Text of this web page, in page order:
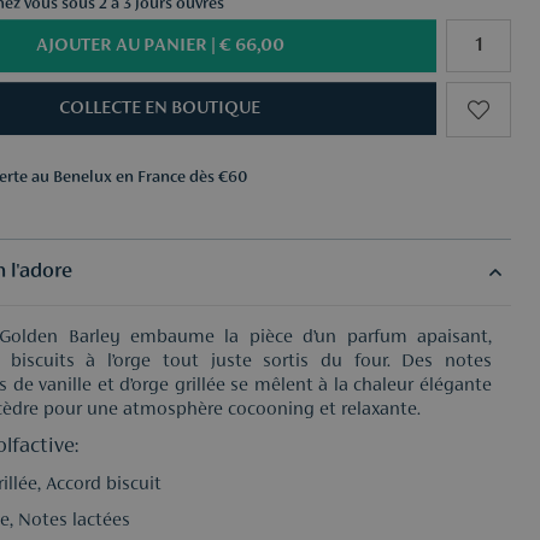
vous sous 2 à 3 jours ouvrés
AJOUTER AU PANIER | € 66,00
COLLECTE EN BOUTIQUE
au Benelux en France dès €60
l'adore
Barley embaume la pièce d’un parfum apaisant,
biscuits à l’orge tout juste sortis du four. Des notes
de vanille et d’orge grillée se mêlent à la chaleur élégante
pour une atmosphère cocooning et relaxante.
Accord biscuit
Notes lactées